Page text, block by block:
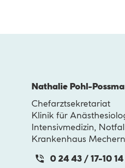
Nathalie Pohl-
Chefarztsekretariat
Klinik für
Intensivmedizin,
Krankenhaus
0 24 43 / 17-10 14